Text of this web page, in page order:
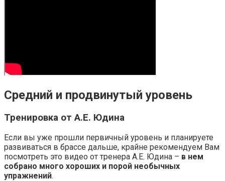
Средний и продвинутый уровень
Тренировка от А.Е. Юдина
Если вы уже прошли первичный уровень и планируете
развиваться в брассе дальше, крайне рекомендуем Вам
посмотреть это видео от тренера А.Е. Юдина – в нем
собрано много хороших и порой необычных
упражнений.